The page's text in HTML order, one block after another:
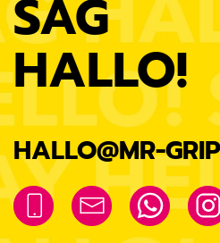
SAG
HALLO!
HALLO@MR-